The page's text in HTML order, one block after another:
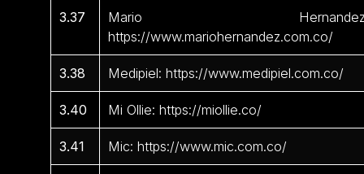
3.37
Mario
https://www.mariohernandez.com.co/
3.38 Medipiel: https://www.medipiel.com.co/
3.40 Mi Ollie: https://miollie.co/
3.41 Mic: https://www.mic.com.co/